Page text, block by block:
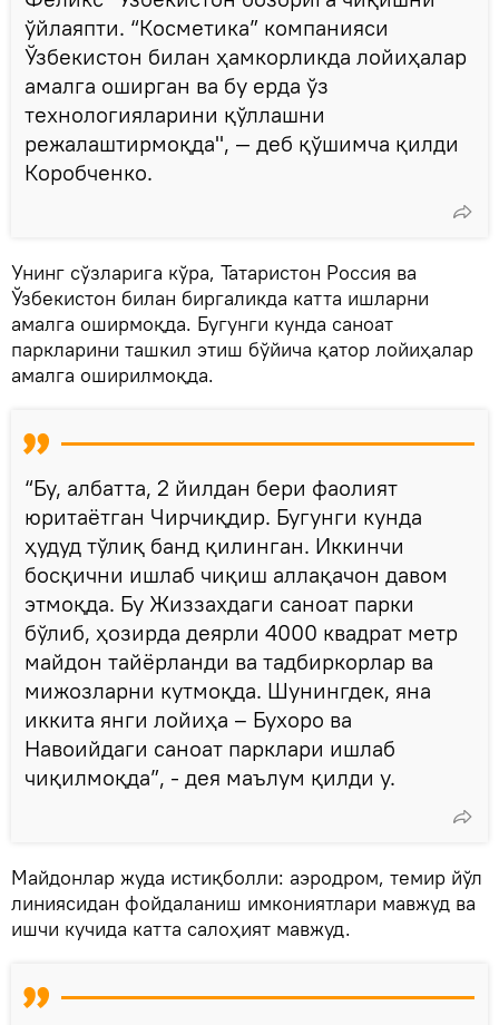
ўйлаяпти. “Косметика” компанияси
Ўзбекистон билан ҳамкорликда лойиҳалар
амалга оширган ва бу ерда ўз
технологияларини қўллашни
режалаштирмоқда", — деб қўшимча қилди
Коробченко.
Унинг сўзларига кўра, Татаристон Россия ва
Ўзбекистон билан биргаликда катта ишларни
амалга оширмоқда. Бугунги кунда саноат
паркларини ташкил этиш бўйича қатор лойиҳалар
амалга оширилмоқда.
“Бу, албатта, 2 йилдан бери фаолият
юритаётган Чирчиқдир. Бугунги кунда
ҳудуд тўлиқ банд қилинган. Иккинчи
босқични ишлаб чиқиш аллақачон давом
этмоқда. Бу Жиззахдаги саноат парки
бўлиб, ҳозирда деярли 4000 квадрат метр
майдон тайёрланди ва тадбиркорлар ва
мижозларни кутмоқда. Шунингдек, яна
иккита янги лойиҳа – Бухоро ва
Навоийдаги саноат парклари ишлаб
чиқилмоқда”, - дея маълум қилди у.
Майдонлар жуда истиқболли: аэродром, темир йўл
линиясидан фойдаланиш имкониятлари мавжуд ва
ишчи кучида катта салоҳият мавжуд.